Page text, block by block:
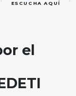
ESCUCHA AQUÍ
el